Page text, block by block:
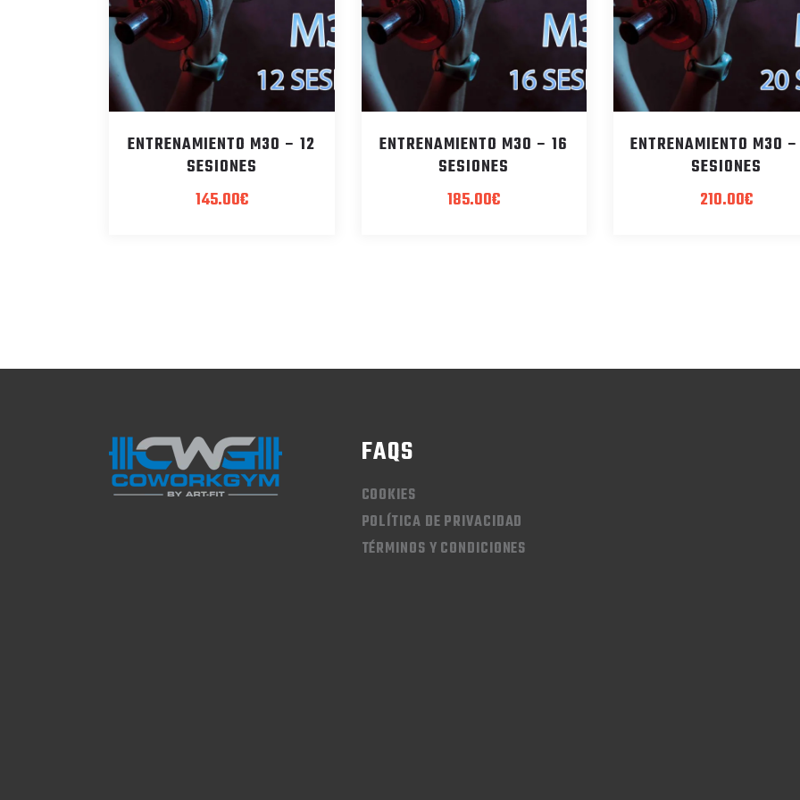
ENTRENAMIENTO M30 – 12
SESIONES
145.00€
ENTRENAMIENTO M30 – 16
SESIONES
185.00€
ENTRENAMIENTO M30
SESIONES
210.00€
FAQS
COOKIES
POLÍTICA DE PRIVACIDAD
TÉRMINOS Y CONDICIONES